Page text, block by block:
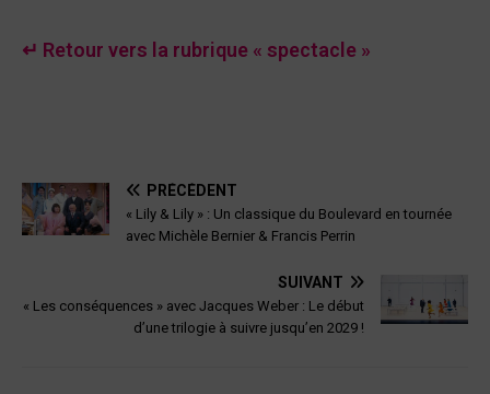
↵ Retour vers la rubrique « spectacle »
PRÉCÉDENT
« Lily & Lily » : Un classique du Boulevard en tournée
avec Michèle Bernier & Francis Perrin
SUIVANT
« Les conséquences » avec Jacques Weber : Le début
d’une trilogie à suivre jusqu’en 2029 !